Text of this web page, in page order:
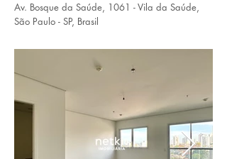
Av. Bosque da Saúde, 1061 - Vila da Saúde,
São Paulo - SP, Brasil